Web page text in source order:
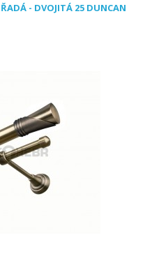
- DVOJITÁ 25 DUNCAN